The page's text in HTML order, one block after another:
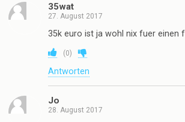
35wat
27. August 2017
35k euro ist ja wohl nix fuer einen
(0)
Antworten
Jo
28. August 2017